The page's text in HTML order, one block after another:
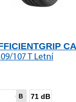
107 T Letní
B 71 dB